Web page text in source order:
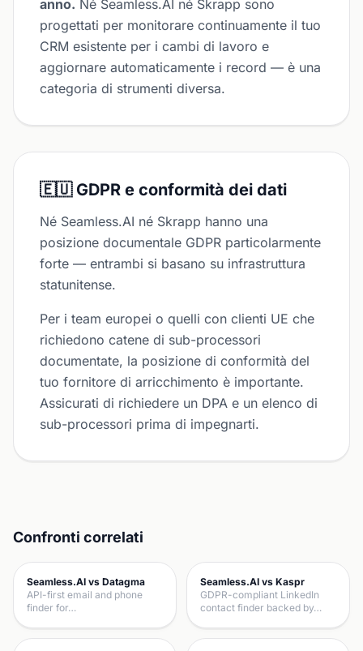
anno. Né Seamless.AI né Skrapp sono
progettati per monitorare continuamente il tuo
CRM esistente per i cambi di lavoro e
aggiornare automaticamente i record — è una
categoria di strumenti diversa.
🇪🇺 GDPR e conformità dei dati
Né Seamless.AI né Skrapp hanno una
posizione documentale GDPR particolarmente
forte — entrambi si basano su infrastruttura
statunitense.
Per i team europei o quelli con clienti UE che
richiedono catene di sub-processori
documentate, la posizione di conformità del
tuo fornitore di arricchimento è importante.
Assicurati di richiedere un DPA e un elenco di
sub-processori prima di impegnarti.
Confronti correlati
Seamless.AI vs Datagma
API-first email and phone
finder for…
Seamless.AI vs Kaspr
GDPR-compliant LinkedIn
contact finder backed by…